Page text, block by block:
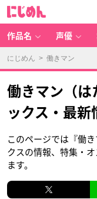
作品名 声優
にじめん > 働きマン
働きマン（は
ックス・最新
このページでは『働
クスの情報、特集・
ます。